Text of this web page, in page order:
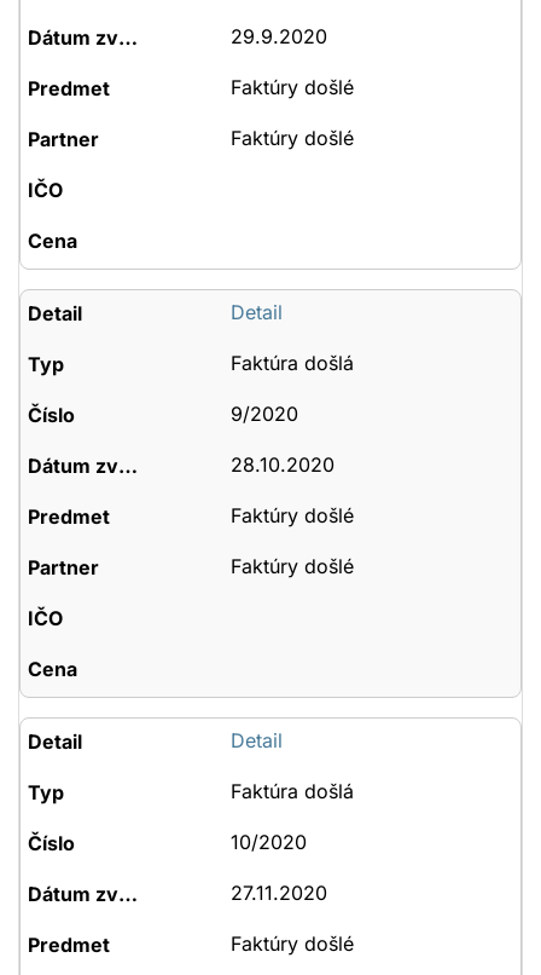
29.9.2020
Faktúry došlé
Faktúry došlé
Detail
Faktúra došlá
9/2020
28.10.2020
Faktúry došlé
Faktúry došlé
Detail
Faktúra došlá
10/2020
27.11.2020
Faktúry došlé